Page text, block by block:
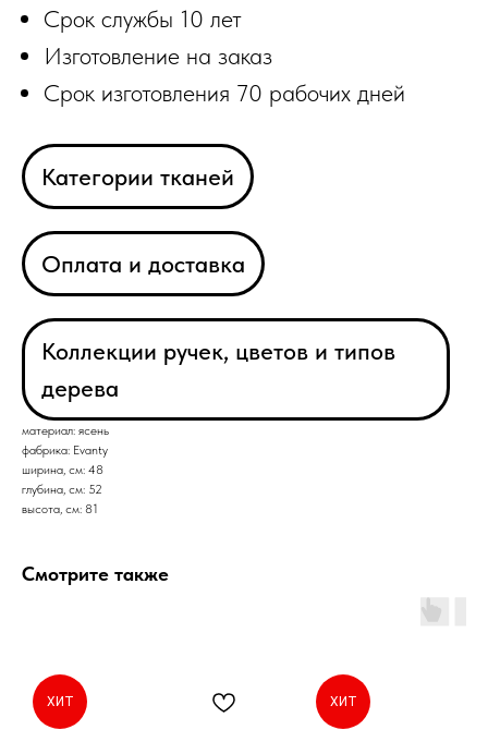
Срок службы 10 лет
Изготовление на заказ
Срок изготовления 70 рабочих дней
Категории тканей
Оплата и доставка
Коллекции ручек, цветов и типов
дерева
материал: ясень
фабрика: Evanty
ширина, см: 48
глубина, см: 52
высота, см: 81
Смотрите также
ХИТ ХИТ